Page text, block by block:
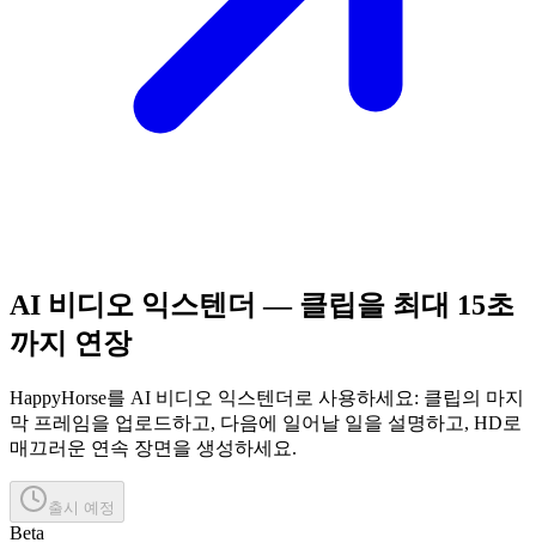
AI 비디오 익스텐더 — 클립을 최대 15초
까지 연장
HappyHorse를 AI 비디오 익스텐더로 사용하세요: 클립의 마지
막 프레임을 업로드하고, 다음에 일어날 일을 설명하고, HD로
매끄러운 연속 장면을 생성하세요.
출시 예정
Beta